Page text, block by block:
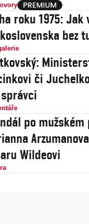
roku 1975:
bez
či
po
Wildeovi